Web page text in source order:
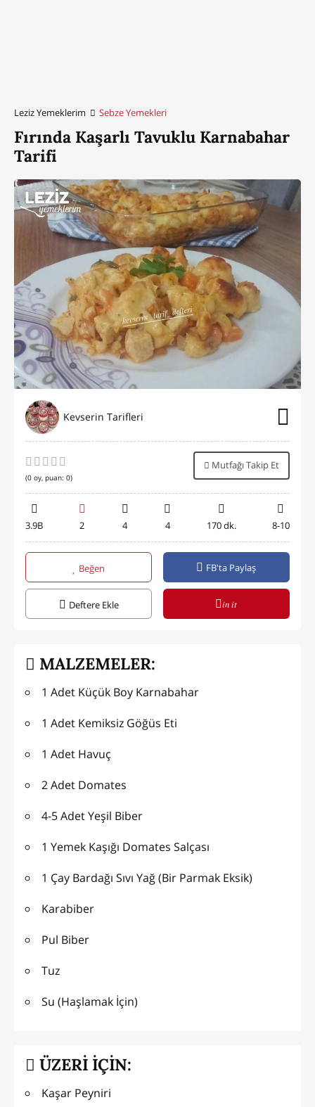
Leziz Yemeklerim Sebze Yemekleri
Fırında Kaşarlı Tavuklu Karnabahar
Tarifi
Kevserin Tarifleri
(0 oy, puan: 0)
Mutfağı Takip Et
3.9B 2 4 4 170 dk. 8-10
Beğen FB'ta Paylaş
Deftere Ekle in it
MALZEMELER:
1 Adet Küçük Boy Karnabahar
1 Adet Kemiksiz Göğüs Eti
1 Adet Havuç
2 Adet Domates
4-5 Adet Yeşil Biber
1 Yemek Kaşığı Domates Salçası
1 Çay Bardağı Sıvı Yağ (Bir Parmak Eksik)
Karabiber
Pul Biber
Tuz
Su (Haşlamak İçin)
ÜZERİ İÇİN:
Kaşar Peyniri